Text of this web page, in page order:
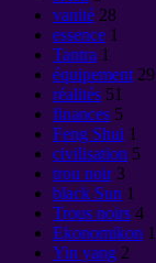
vanité 28
essence 1
Tantra 1
équipement 29
réalités 51
finances 5
Feng Shui 1
civilisation 5
trou noir 3
black Sun 1
Trous noirs 4
Ekonomikon 1
Yin yang 2